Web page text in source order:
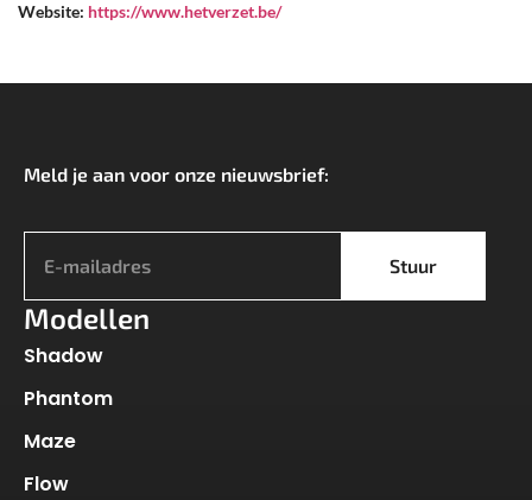
Website: https://www.hetverzet.be/
Meld je aan voor onze nieuwsbrief:
Stuur
Modellen
Shadow
Phantom
Maze
Flow